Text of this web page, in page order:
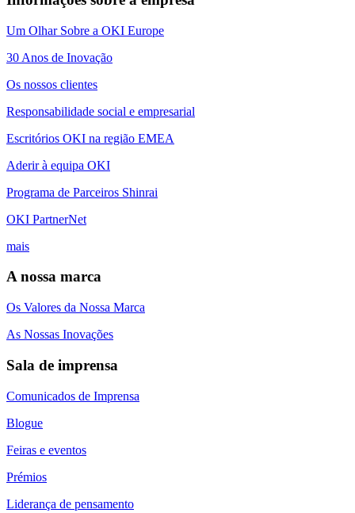
Um Olhar Sobre a OKI Europe
30 Anos de Inovação
Os nossos clientes
Responsabilidade social e empresarial
Escritórios OKI na região EMEA
Aderir à equipa OKI
Programa de Parceiros Shinrai
OKI PartnerNet
mais
A nossa marca
Os Valores da Nossa Marca
As Nossas Inovações
Sala de imprensa
Comunicados de Imprensa
Blogue
Feiras e eventos
Prémios
Liderança de pensamento